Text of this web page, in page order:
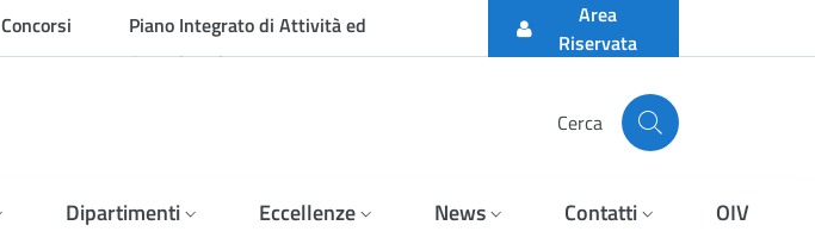
Concorsi
Piano Integrato di Attività ed
Organizzazione
Area
Riservata
Cerca
Dipartimenti Eccellenze News Contatti OIV